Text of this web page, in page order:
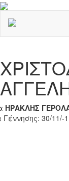
ΗΡΑΚΛΗΣ
30/11/-1